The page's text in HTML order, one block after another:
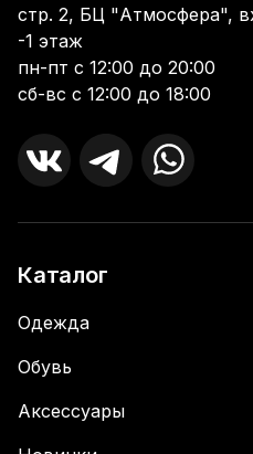
стр. 2, БЦ "Атмосфера",
-1 этаж
пн-пт с 12:00 до 20:00
сб-вс с 12:00 до 18:00
Каталог
Одежда
Обувь
Аксессуары